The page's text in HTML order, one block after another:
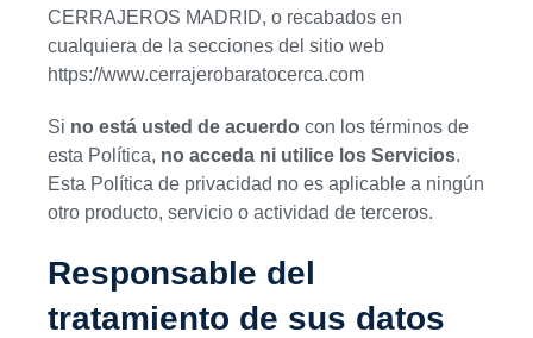
CERRAJEROS MADRID, o recabados en
cualquiera de la secciones del sitio web
https://www.cerrajerobaratocerca.com
Si no está usted de acuerdo con los términos de
esta Política, no acceda ni utilice los Servicios.
Esta Política de privacidad no es aplicable a ningún
otro producto, servicio o actividad de terceros.
Responsable del
tratamiento de sus datos